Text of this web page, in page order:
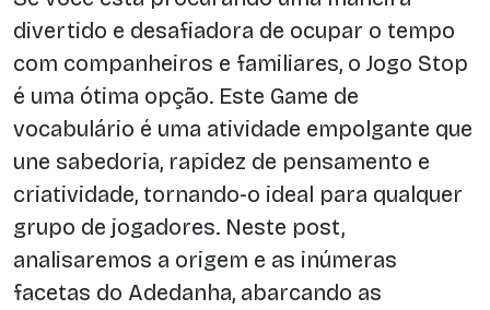
divertido e desafiadora de ocupar o tempo
com companheiros e familiares, o Jogo Stop
é uma ótima opção. Este Game de
vocabulário é uma atividade empolgante que
une sabedoria, rapidez de pensamento e
criatividade, tornando-o ideal para qualquer
grupo de jogadores. Neste post,
analisaremos a origem e as inúmeras
facetas do Adedanha, abarcando as